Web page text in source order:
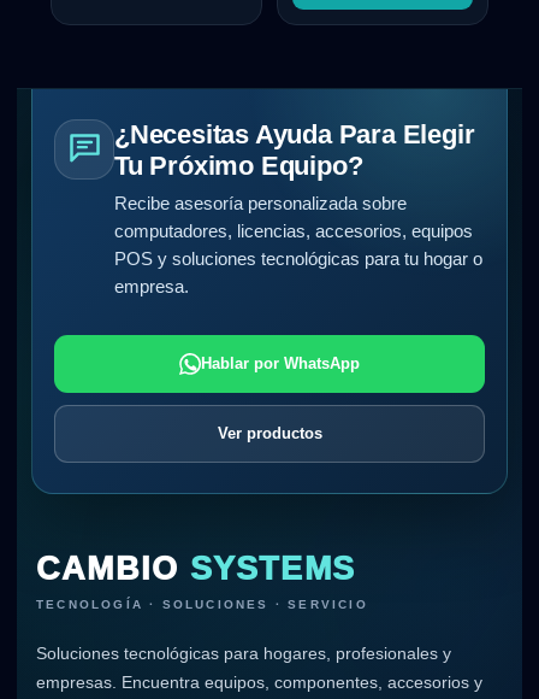
¿Necesitas Ayuda Para Elegir
Tu Próximo Equipo?
Recibe asesoría personalizada sobre
computadores, licencias, accesorios, equipos
POS y soluciones tecnológicas para tu hogar o
empresa.
Hablar por WhatsApp
Ver productos
CAMBIO SYSTEMS
TECNOLOGÍA · SOLUCIONES · SERVICIO
Soluciones tecnológicas para hogares, profesionales y
empresas. Encuentra equipos, componentes, accesorios y